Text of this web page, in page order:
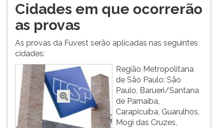
Cidades em que ocorrerão
as provas
As provas da Fuvest serão aplicadas nas seguintes
cidades:
Região Metropolitana
de São Paulo: São
Paulo, Barueri/Santana
de Parnaíba,
Carapicuíba, Guarulhos,
Mogi das Cruzes,